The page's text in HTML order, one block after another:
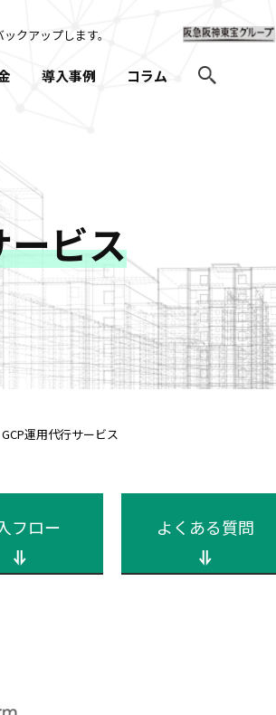
ックアップします。
導入事例 コラム
ービス
GCP運用代行サービス
フロー よくある質問